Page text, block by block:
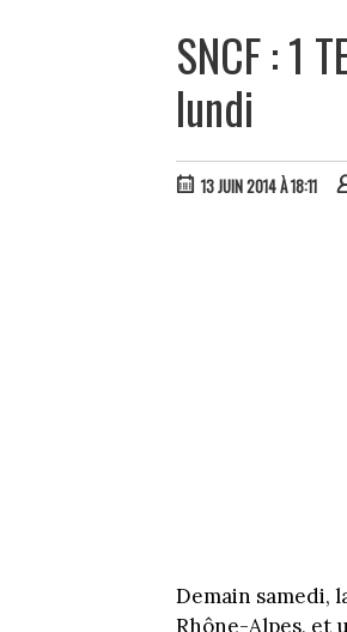
SNCF : 1
lundi
13 JUIN 2014 À 18:11
Demain samedi,
Rhône-Alpes, et